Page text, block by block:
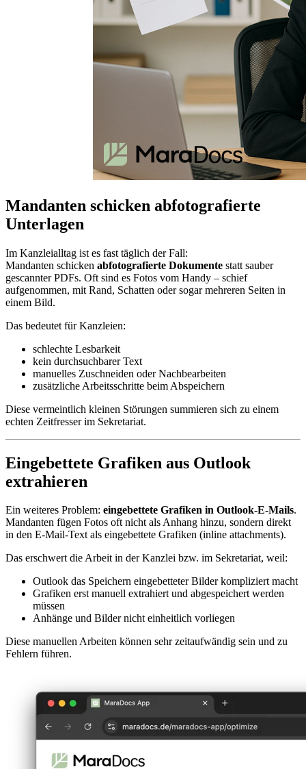
Mandanten schicken abfotografierte
Unterlagen
Im Kanzleialltag ist es fast täglich der Fall:
Mandanten schicken abfotografierte Dokumente statt sauber
gescannter PDFs. Oft sind es Fotos vom Handy – schief
aufgenommen, mit Rand, Schatten oder sogar mehreren Seiten in
einem Bild.
Das bedeutet für Kanzleien:
schlechte Lesbarkeit
kein durchsuchbarer Text
manuelles Zuschneiden oder Nachbearbeiten
zusätzliche Arbeitsschritte beim Abspeichern
Diese vermeintlich kleinen Störungen summieren sich zu einem
echten Zeitfresser im Sekretariat.
Eingebettete Grafiken aus Outlook
extrahieren
Ein weiteres Problem: eingebettete Grafiken in Outlook-E-Mails.
Mandanten fügen Fotos oft nicht als Anhang hinzu, sondern direkt
in den E-Mail-Text als eingebettete Grafiken (inline attachments).
Das erschwert die Arbeit in der Kanzlei bzw. im Sekretariat, weil:
Outlook das Speichern eingebetteter Bilder kompliziert macht
Grafiken erst manuell extrahiert und abgespeichert werden
müssen
Anhänge und Bilder nicht einheitlich vorliegen
Diese manuellen Arbeiten können sehr zeitaufwändig sein und zu
Fehlern führen.